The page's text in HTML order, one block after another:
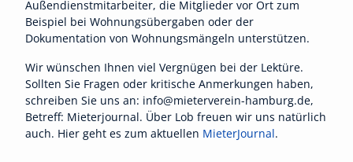
Außendienstmitarbeiter, die Mitglieder vor Ort zum
Beispiel bei Wohnungsübergaben oder der
Dokumentation von Wohnungsmängeln unterstützen.
Wir wünschen Ihnen viel Vergnügen bei der Lektüre.
Sollten Sie Fragen oder kritische Anmerkungen haben,
schreiben Sie uns an: info@mieterverein-hamburg.de,
Betreff: Mieterjournal. Über Lob freuen wir uns natürlich
auch. Hier geht es zum aktuellen MieterJournal.